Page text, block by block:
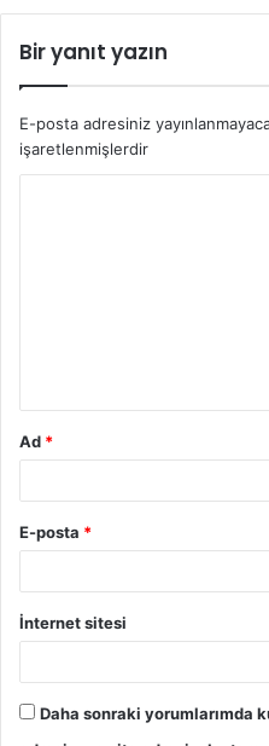
Bir yanıt yazın
E-posta adresiniz
işaretlenmişlerdir
Ad *
E-posta *
İnternet sitesi
Daha sonraki yorumlarımda